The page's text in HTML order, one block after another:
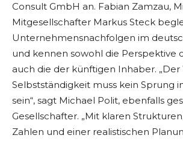
Consult GmbH an. Fabian Zamzau,
Mitgesellschafter Markus Steck
Unternehmensnachfolgen im
und kennen sowohl die Perspektive
auch die der künftigen Inhaber. „Der
Selbstständigkeit muss kein Sprung
sein“, sagt Michael Polit, ebenfalls
Gesellschafter. „Mit klaren
Zahlen und einer realistischen